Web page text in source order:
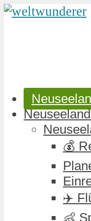
💰
✈️
👶